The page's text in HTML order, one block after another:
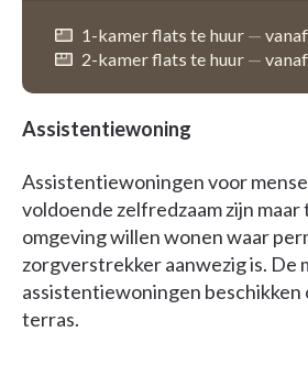
1-kamer flats te huur —
2-kamer flats te huur —
Assistentiewoning
Assistentiewoningen voor
voldoende zelfredzaam zijn maar
omgeving willen wonen waar
zorgverstrekker aanwezig is. De
assistentiewoningen beschikken
terras.